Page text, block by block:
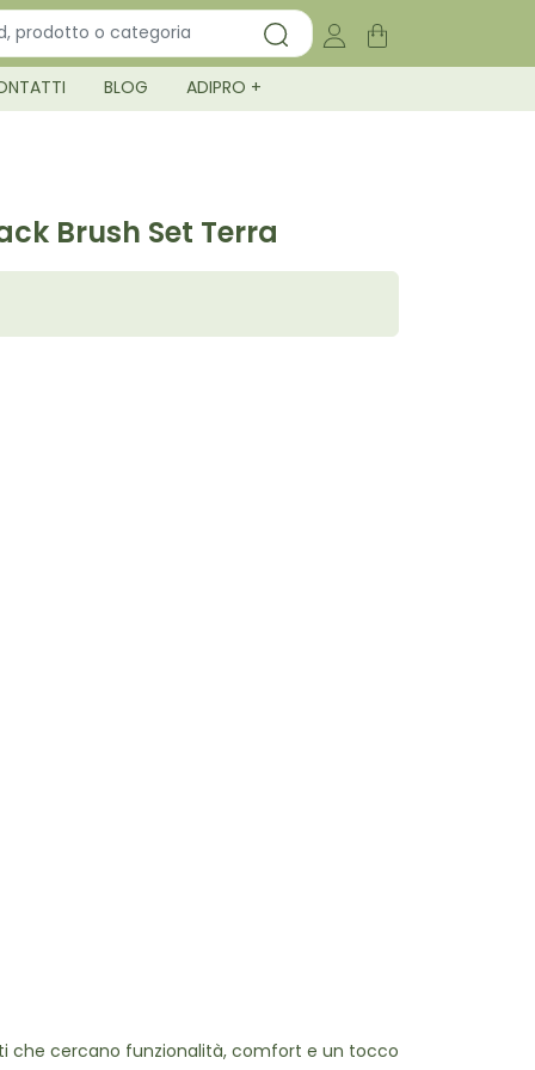
BLOG ADIPRO +
Brush Set Terra
che cercano funzionalità, comfort e un tocco